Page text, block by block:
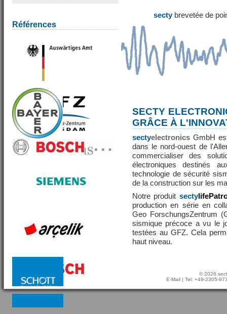
Références
secty brevetée de
SECTY
GRÂCE À
sectyelectronics GmbH
dans le nord-ouest de
commercialiser des
électroniques destinés
technologie de sécurité
de la construction sur les
Notre produit secty
production en série en
Geo ForschungsZentrum
sismique précoce a vu le
testées au GFZ. Cela
haut niveau.
© 2026
E-Mail | Tel: +49-2305-